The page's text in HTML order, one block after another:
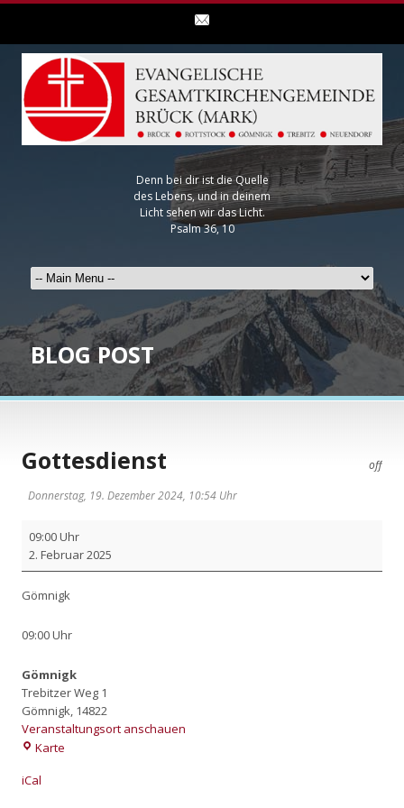
Denn bei dir ist die Quelle
des Lebens, und in deinem
Licht sehen wir das Licht.
Psalm 36, 10
BLOG POST
off
Gottesdienst
Donnerstag, 19. Dezember 2024, 10:54 Uhr
tes­
dienst
09:00 Uhr
2. Febru­ar 2025
Göm­nigk
09:00 Uhr
Gömnigk
Trebitzer Weg 1
Gömnigk, 14822
Veranstaltungsort anschauen
Karte
iCal